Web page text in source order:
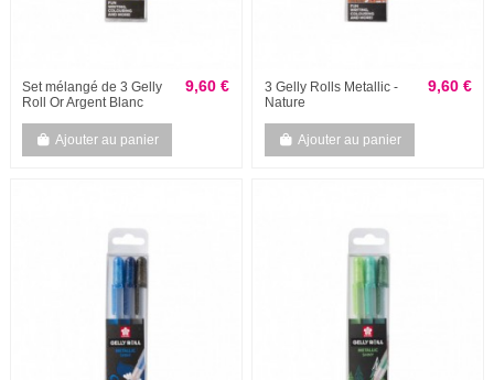
Set mélangé de 3 Gelly
Roll Or Argent Blanc
9,60 €
Ajouter au panier
3 Gelly Rolls Metallic -
Nature
9,60 €
Ajouter au panier